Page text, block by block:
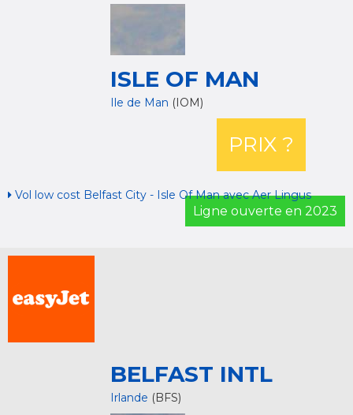
ISLE OF MAN
Ile de Man (IOM)
PRIX ?
Vol low cost Belfast City - Isle Of Man avec Aer Lingus
Ligne ouverte en 2023
BELFAST INTL
Irlande (BFS)